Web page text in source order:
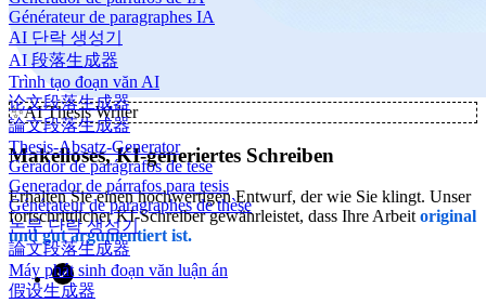
Générateur de paragraphes IA
AI 단락 생성기
AI 段落生成器
Trình tạo đoạn văn AI
论文段落生成器
論文段落生成器
Thesis-Absatz-Generator
Gerador de parágrafos de tese
Generador de párrafos para tesis
Générateur de paragraphes de thèse
논문 단락 생성기
論文段落生成器
Máy phát sinh đoạn văn luận án
假设生成器
✨AI Thesis Writer
Makelloses, KI-generiertes Schreiben
Erhalten Sie einen hochwertigen Entwurf, der wie Sie klingt. Unser
fortschrittlicher KI-Schreiber gewährleistet, dass Ihre Arbeit original
und gut argumentiert ist.